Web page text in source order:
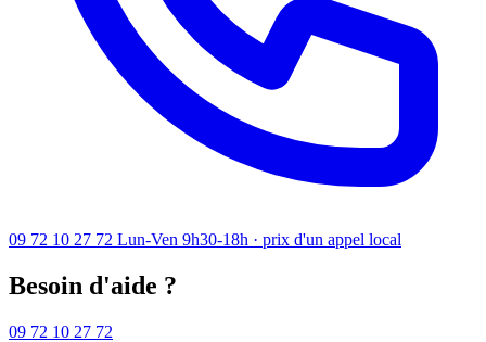
09 72 10 27 72 Lun-Ven 9h30-18h · prix d'un appel local
Besoin d'aide ?
09 72 10 27 72